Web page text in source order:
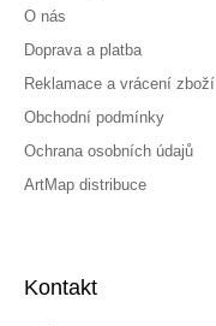
O nás
Doprava a platba
Reklamace a vrácení zboží
Obchodní podmínky
Ochrana osobních údajů
ArtMap distribuce
Kontakt